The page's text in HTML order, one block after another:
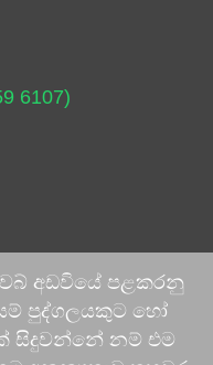
6107)
වෙබ් අඩවියේ පළකරනු
පුද්ගලයකුට හෝ
සිදුවන්නේ නම් එම